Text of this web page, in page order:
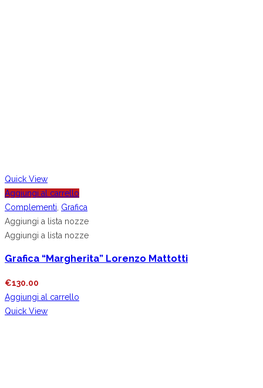
Quick View
Aggiungi al carrello
Complementi Grafica
Aggiungi a lista nozze
Aggiungi a lista nozze
Grafica “Margherita” Lorenzo Mattotti
€130.00
Aggiungi al carrello
Quick View